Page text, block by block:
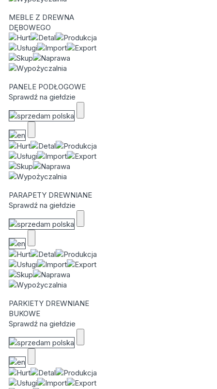
MEBLE Z DREWNA
DĘBOWEGO
PANELE PODŁOGOWE
Sprawdź na giełdzie
PARAPETY DREWNIANE
Sprawdź na giełdzie
PARKIETY DREWNIANE
BUKOWE
Sprawdź na giełdzie